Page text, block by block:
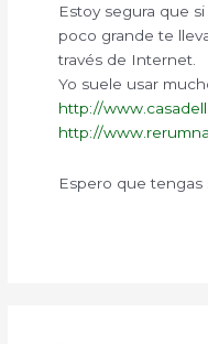
Estoy segura que
poco grande te
través de Internet.
Yo suele usar
http://
http://
Espero que tengas